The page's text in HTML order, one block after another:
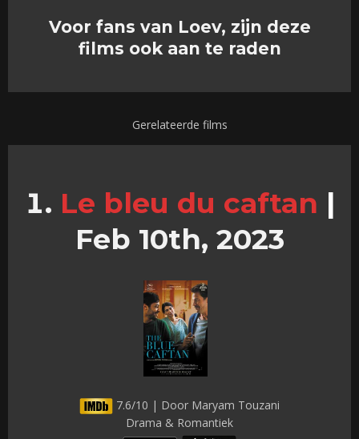
Voor fans van Loev, zijn deze
films ook aan te raden
Gerelateerde films
Le bleu du caftan |
Feb 10th, 2023
7.6/10 | Door Maryam Touzani
Drama & Romantiek